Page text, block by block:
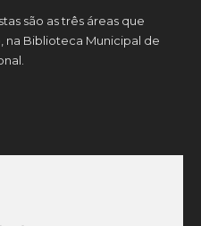
são as três áreas que
na Biblioteca Municipal de